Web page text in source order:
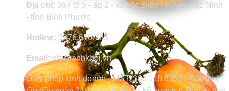
Địa chỉ: 367 tổ 5 - ấp 2 - xã Lộc Điền - huyện Lộc Ninh
- tỉnh Bình Phước
Hotline: 0376.610.785
Email:info@anhkhoi.vn
Giấy phép kinh doanh - MST: 380 118 6351 - Đăng ký